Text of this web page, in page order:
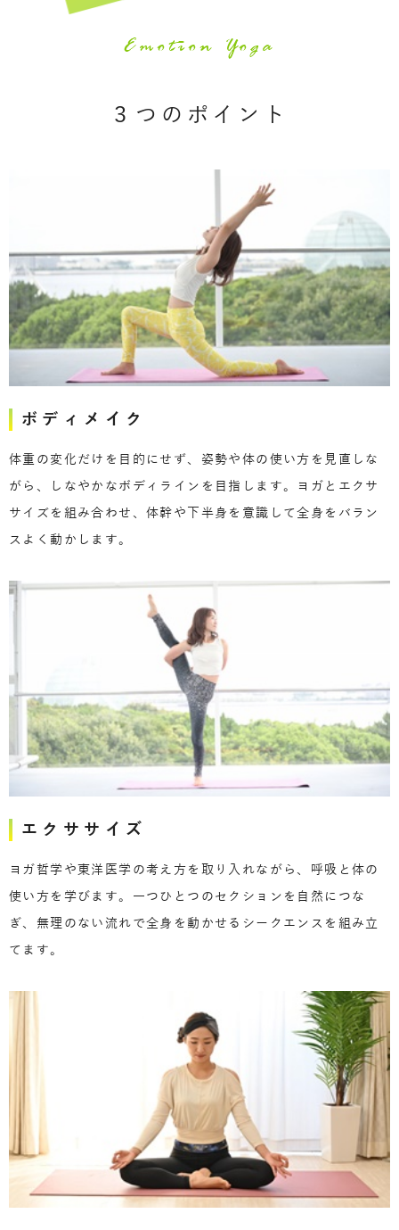
Emotion Yoga
３つのポイント
ボディメイク
体重の変化だけを目的にせず、姿勢や体の使い方を見直しな
がら、しなやかなボディラインを目指します。ヨガとエクサ
サイズを組み合わせ、体幹や下半身を意識して全身をバラン
スよく動かします。
エクササイズ
ヨガ哲学や東洋医学の考え方を取り入れながら、呼吸と体の
使い方を学びます。一つひとつのセクションを自然につな
ぎ、無理のない流れで全身を動かせるシークエンスを組み立
てます。